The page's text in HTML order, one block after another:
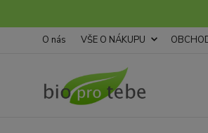
O nás VŠE O NÁKUPU